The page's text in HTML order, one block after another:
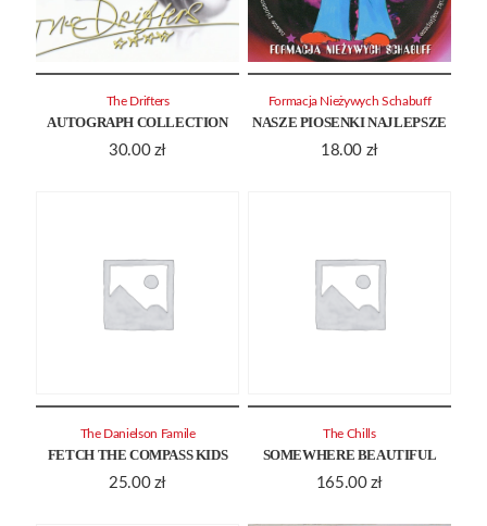
AUTOGRAPH COLLECTION
30.00 zł
The Drifters
NASZE PIOSENKI NAJLEPSZE
18.00 zł
Formacja Nieżywych Schabuff
FETCH THE COMPASS KIDS
25.00 zł
The Danielson Famile
SOMEWHERE BEAUTIFUL
165.00 zł
The Chills